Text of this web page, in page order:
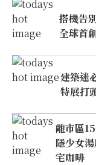
搭機告
全球首
建築迷
特展打
離市區
隱少女
宅咖啡